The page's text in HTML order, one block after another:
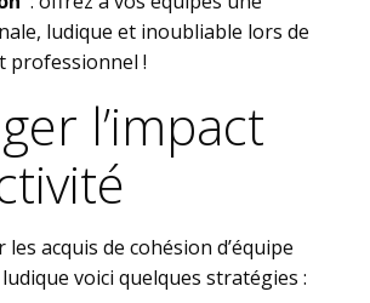
ludique et inoubliable lors de
professionnel !
l’impact
acquis de cohésion d’équipe
voici quelques stratégies :